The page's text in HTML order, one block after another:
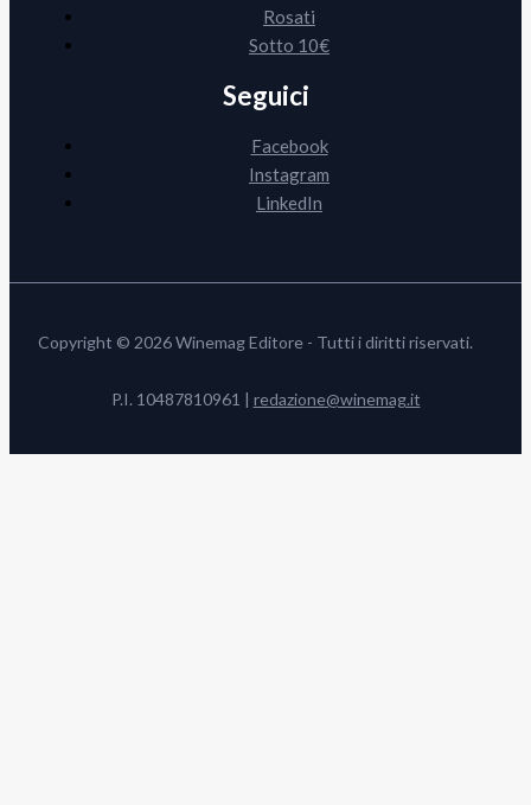
Rosati
Sotto 10€
Seguici
Facebook
Instagram
LinkedIn
Copyright © 2026 Winemag Editore - Tutti i diritti riservati.
P.I. 10487810961 | redazione@winemag.it